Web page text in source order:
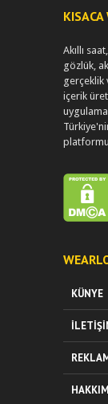
KISACA
Akıllı
gözlük,
gerçeklik
içerik
KÜNYE